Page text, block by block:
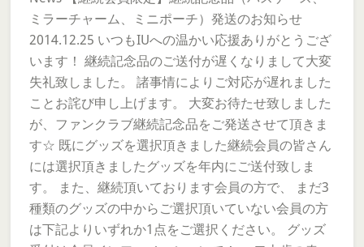
ミラーチャーム、ミニポーチ）発送のお知らせ
2014.12.25 いつもIUへの温かい応援ありがとうござ
います！ 継続記念品のご送付が遅くなりまして大変
失礼致しました。 諸事情によりご対応が遅れました
ことお詫び申し上げます。 大変お待たせ致しました
が、ファンクラブ継続記念品をご発送させて頂きま
す☆ 既にグッズを選択頂きました継続会員の皆さん
には選択頂きましたグッズを年内にご送付致しま
す。 また、継続頂いております会員の方で、 まだ3
種類のグッズの中からご選択頂いていない会員の方
は下記よりいずれか1点をご選択ください。 グッズ